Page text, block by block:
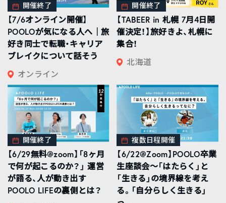
開催終了
【7/6オンライン開催】
POOLOが気になる人へ｜旅
好き同士で転職・キャリア
ブレイクについて話そう
オンライン
開催終了
【TABEER in 札幌 7月4日開
催決定！】旅好きよ、札幌に
集合！
北海道
開催終了
【6/29無料@zoom】「8ヶ月
で何が起こるのか？」 運営
が語る、人が動き出す
POOLO LIFEの裏側とは？
複数日程開催
【6/22@Zoom】POOLO卒業
生座談会〜「はたらく」と
「生きる」の境界線を考え
る。「自分らしく生きる」